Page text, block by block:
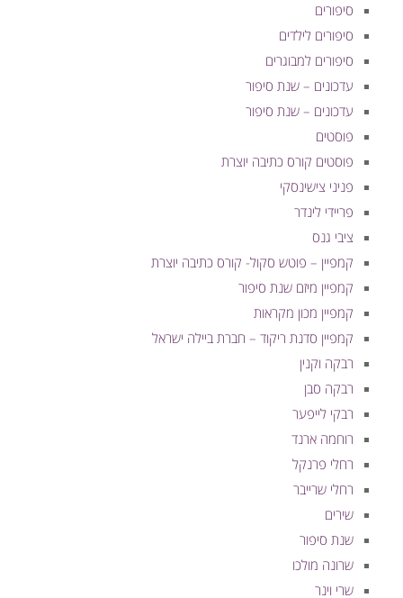
סיפורים
סיפורים לילדים
סיפורים למבוגרים
עדכונים – שנת סיפור
עדכונים – שנת סיפור
פוסטים
פוסטים קורס כתיבה יוצרת
פניני צישינסקי
פריידי לינדר
ציבי גנס
קמפיין – פוטש סקול- קורס כתיבה יוצרת
קמפיין מיזם שנת סיפור
קמפיין מכון מקראות
קמפיין סדנת ריקוד – חברת ביילה ישראל
רבקה וקנין
רבקה סבן
רבקי לייפער
רוחמה ארנד
רחלי פרנקל
רחלי שרייבר
שירים
שנת סיפור
שרונה מולכו
שרי וינר